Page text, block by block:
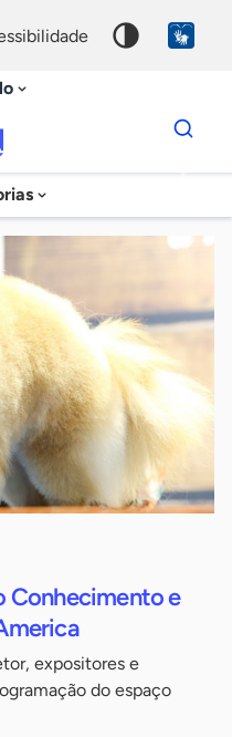
Dados
para
chave
Conhecimento e
expositores e
do espaço